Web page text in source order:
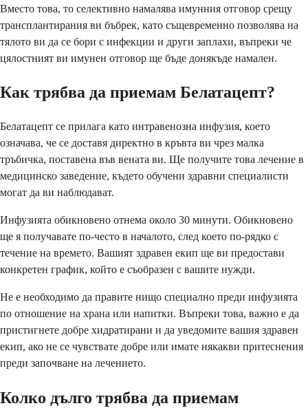
Вместо това, то селективно намалява имунния отговор срещу
трансплантирания ви бъбрек, като същевременно позволява на
тялото ви да се бори с инфекции и други заплахи, въпреки че
цялостният ви имунен отговор ще бъде донякъде намален.
Как трябва да приемам Белатацепт?
Белатацепт се прилага като интравенозна инфузия, което
означава, че се доставя директно в кръвта ви чрез малка
тръбичка, поставена във вената ви. Ще получите това лечение в
медицинско заведение, където обучени здравни специалисти
могат да ви наблюдават.
Инфузията обикновено отнема около 30 минути. Обикновено
ще я получавате по-често в началото, след което по-рядко с
течение на времето. Вашият здравен екип ще ви предостави
конкретен график, който е съобразен с вашите нужди.
Не е необходимо да правите нищо специално преди инфузията
по отношение на храна или напитки. Въпреки това, важно е да
пристигнете добре хидратирани и да уведомите вашия здравен
екип, ако не се чувствате добре или имате някакви притеснения
преди започване на лечението.
Колко дълго трябва да приемам